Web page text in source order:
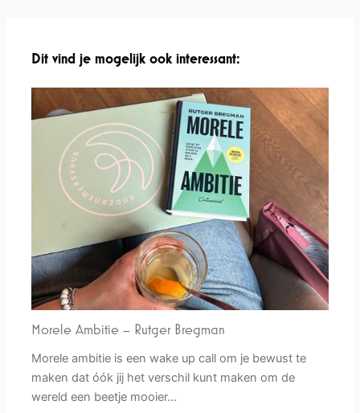
Dit vind je mogelijk ook interessant:
Morele Ambitie – Rutger Bregman
Morele ambitie is een wake up call om je bewust te
maken dat óók jij het verschil kunt maken om de
wereld een beetje mooier…